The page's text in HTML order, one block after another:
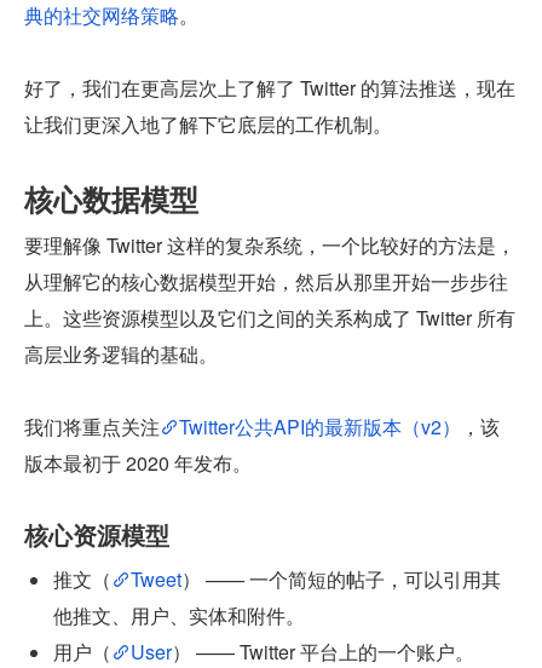
典的社交网络策略。
好了，我们在更高层次上了解了 Twitter 的算法推送，现在
让我们更深入地了解下它底层的工作机制。
核心数据模型
要理解像 Twitter 这样的复杂系统，一个比较好的方法是，
从理解它的核心数据模型开始，然后从那里开始一步步往
上。这些资源模型以及它们之间的关系构成了 Twitter 所有
高层业务逻辑的基础。
我们将重点关注 Twitter公共API的最新版本（v2）
，该
版本最初于 2020 年发布。
核心资源模型
推文（ Tweet） —— 一个简短的帖子，可以引用其
他推文、用户、实体和附件。
用户（
User） —— Twitter 平台上的一个账户。